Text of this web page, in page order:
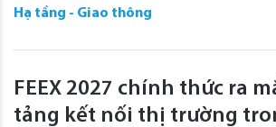
Hạ tầng - Giao thông
FEEX 2027 chính thức ra
tảng kết nối thị trường